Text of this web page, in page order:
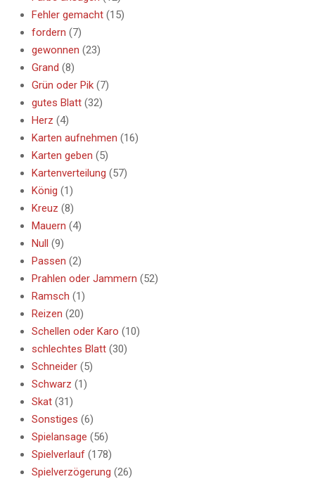
Fehler gemacht (15)
fordern (7)
gewonnen (23)
Grand (8)
Grün oder Pik (7)
gutes Blatt (32)
Herz (4)
Karten aufnehmen (16)
Karten geben (5)
Kartenverteilung (57)
König (1)
Kreuz (8)
Mauern (4)
Null (9)
Passen (2)
Prahlen oder Jammern (52)
Ramsch (1)
Reizen (20)
Schellen oder Karo (10)
schlechtes Blatt (30)
Schneider (5)
Schwarz (1)
Skat (31)
Sonstiges (6)
Spielansage (56)
Spielverlauf (178)
Spielverzögerung (26)